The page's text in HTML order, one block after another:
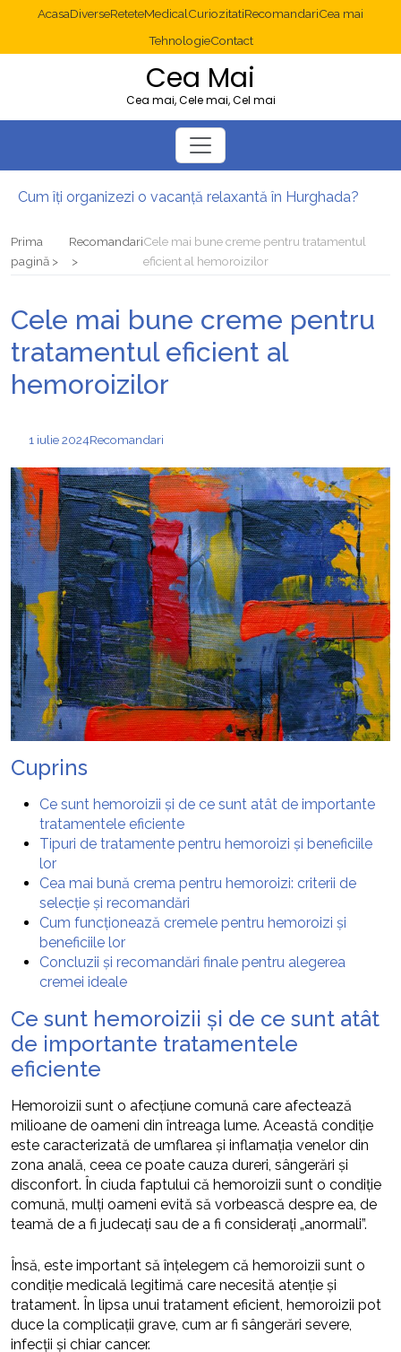
AcasaDiverseReteteMedicalCuriozitatiRecomandariCea mai
TehnologieContact
Cea Mai
Cea mai, Cele mai, Cel mai
Cum îți organizezi o vacanță relaxantă în Hurghada?
Multisite WordPress și Mastodon: cum gestionezi mai multe site-uri
Prima
pagină
RecomandariCele mai bune creme pentru tratamentul
eficient al hemoroizilor
Cele mai bune creme pentru
tratamentul eficient al
hemoroizilor
1 iulie 2024Recomandari
Cuprins
Ce sunt hemoroizii și de ce sunt atât de importante
tratamentele eficiente
Tipuri de tratamente pentru hemoroizi și beneficiile
lor
Cea mai bună crema pentru hemoroizi: criterii de
selecție și recomandări
Cum funcționează cremele pentru hemoroizi și
beneficiile lor
Concluzii și recomandări finale pentru alegerea
cremei ideale
Ce sunt hemoroizii și de ce sunt atât
de importante tratamentele
eficiente
Hemoroizii sunt o afecțiune comună care afectează
milioane de oameni din întreaga lume. Această condiție
este caracterizată de umflarea și inflamația venelor din
zona anală, ceea ce poate cauza dureri, sângerări și
disconfort. În ciuda faptului că hemoroizii sunt o condiție
comună, mulți oameni evită să vorbească despre ea, de
teamă de a fi judecați sau de a fi considerați „anormali”.
Însă, este important să înțelegem că hemoroizii sunt o
condiție medicală legitimă care necesită atenție și
tratament. În lipsa unui tratament eficient, hemoroizii pot
duce la complicații grave, cum ar fi sângerări severe,
infecții și chiar cancer.